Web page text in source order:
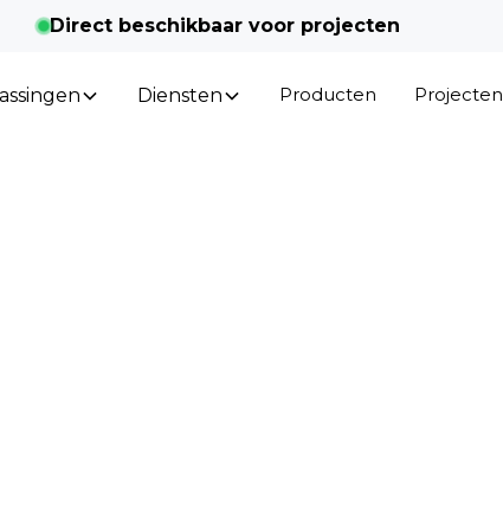
Direct beschikbaar voor projecten
Diensten Producten Projecten